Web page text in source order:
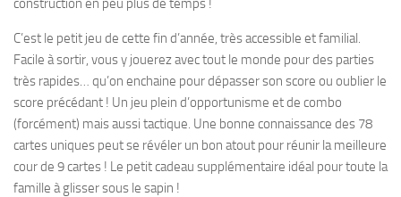
construction en peu plus de temps !
C’est le petit jeu de cette fin d’année, très accessible et familial.
Facile à sortir, vous y jouerez avec tout le monde pour des parties
très rapides… qu’on enchaine pour dépasser son score ou oublier le
score précédant ! Un jeu plein d’opportunisme et de combo
(forcément) mais aussi tactique. Une bonne connaissance des 78
cartes uniques peut se révéler un bon atout pour réunir la meilleure
cour de 9 cartes ! Le petit cadeau supplémentaire idéal pour toute la
famille à glisser sous le sapin !